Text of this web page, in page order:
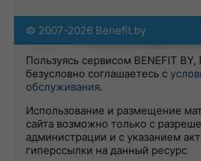
© 2007-2026 Benefit.by
Пользуясь сервисом BENEFIT BY,
безусловно соглашаетесь с
обслуживания.
Использование и размещение
сайта возможно только с
администрации и с указанием
гиперссылки на данный ресурс